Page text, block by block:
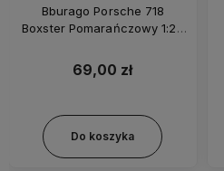
Bburago Porsche 718
Boxster Pomarańczowy 1:24
69,00 zł
Do koszyka